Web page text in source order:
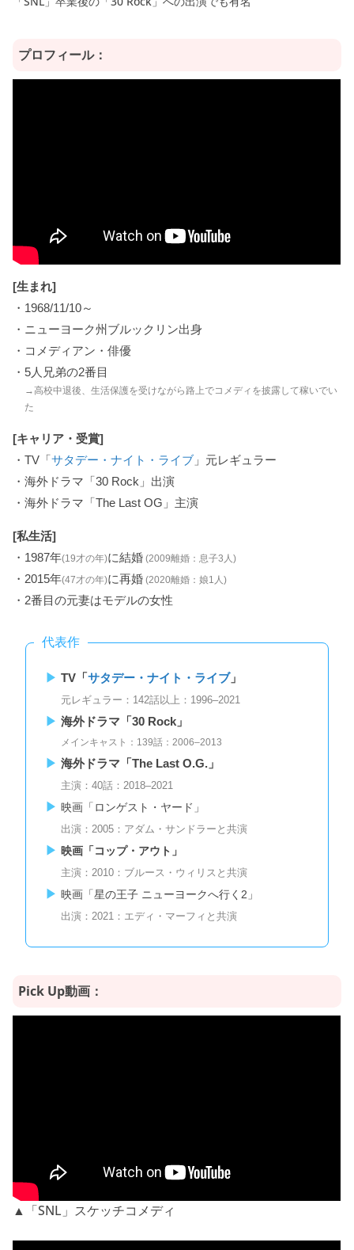
プロフィール：
[生まれ]
・1968/11/10～
・ニューヨーク州ブルックリン出身
・コメディアン・俳優
・5人兄弟の2番目
→高校中退後、生活保護を受けながら路上でコメディを披露して稼いでい
た
[キャリア・受賞]
・TV「サタデー・ナイト・ライブ 」元レギュラー
・海外ドラマ「30 Rock」出演
・海外ドラマ「The Last OG」主演
[私生活]
・1987年(19才の年)に結婚 (2009離婚：息子3人)
・2015年(47才の年)に再婚 (2020離婚：娘1人)
・2番目の元妻はモデルの女性
代表作
TV「サタデー・ナイト・ライブ」
元レギュラー：142話以上：1996–2021
海外ドラマ「30 Rock」
メインキャスト：139話：2006–2013
海外ドラマ「The Last O.G.」
主演：40話：2018–2021
映画「ロンゲスト・ヤード」
出演：2005：アダム・サンドラーと共演
映画「コップ・アウト」
主演：2010：ブルース・ウィリスと共演
映画「星の王子 ニューヨークへ行く2」
出演：2021：エディ・マーフィと共演
Pick Up動画：
▲「SNL」スケッチコメディ